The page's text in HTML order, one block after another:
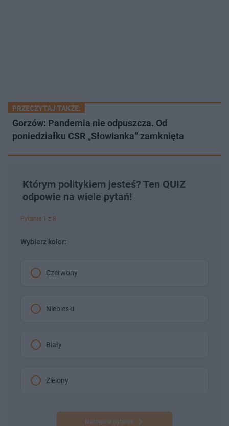
PRZECZYTAJ TAKŻE:
Gorzów: Pandemia nie odpuszcza. Od
poniedziałku CSR „Słowianka” zamknięta
Którym politykiem jesteś? Ten QUIZ
odpowie na wiele pytań!
Pytanie 1 z 8
Wybierz kolor:
Czerwony
Niebieski
Biały
Zielony
Następne pytanie